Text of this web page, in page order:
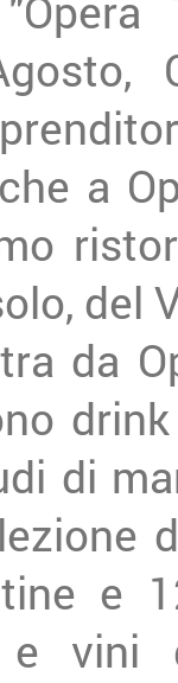
a
del
da
di
e
e vini